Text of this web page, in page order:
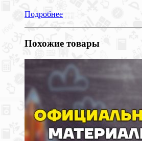
Подробнее
Похожие товары